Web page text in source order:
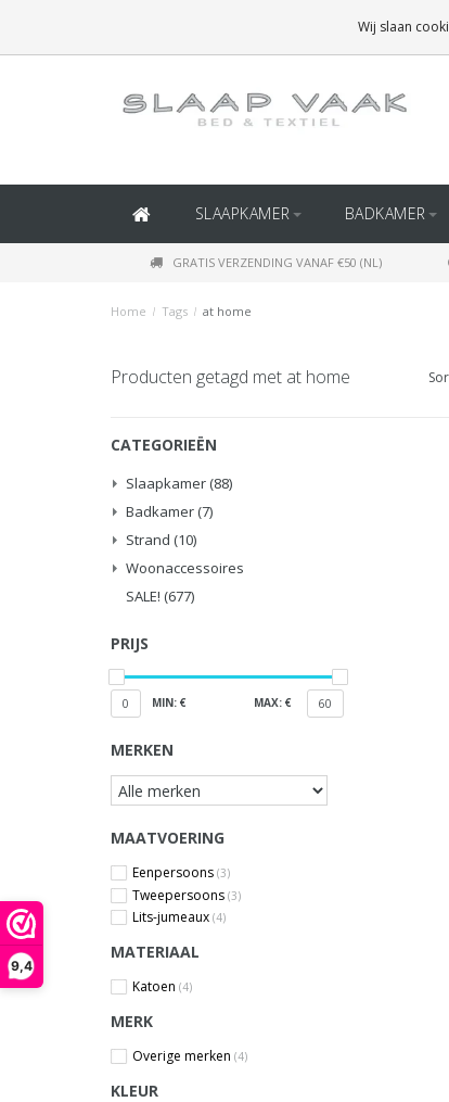
9,4
(BINNEN BELGIË)
SLAAPKAMER BADKAMER
GRATIS VERZENDING VANAF €50 (NL)
Home / Tags / at home
Producten getagd met at home
CATEGORIEËN
Slaapkamer (88)
Badkamer (7)
Strand (10)
Woonaccessoires
SALE! (677)
PRIJS
0 MIN: € MAX: € 60
MERKEN
MAATVOERING
Eenpersoons (3)
Tweepersoons (3)
Lits-jumeaux (4)
MATERIAAL
Katoen (4)
MERK
Overige merken (4)
KLEUR
Wij slaan